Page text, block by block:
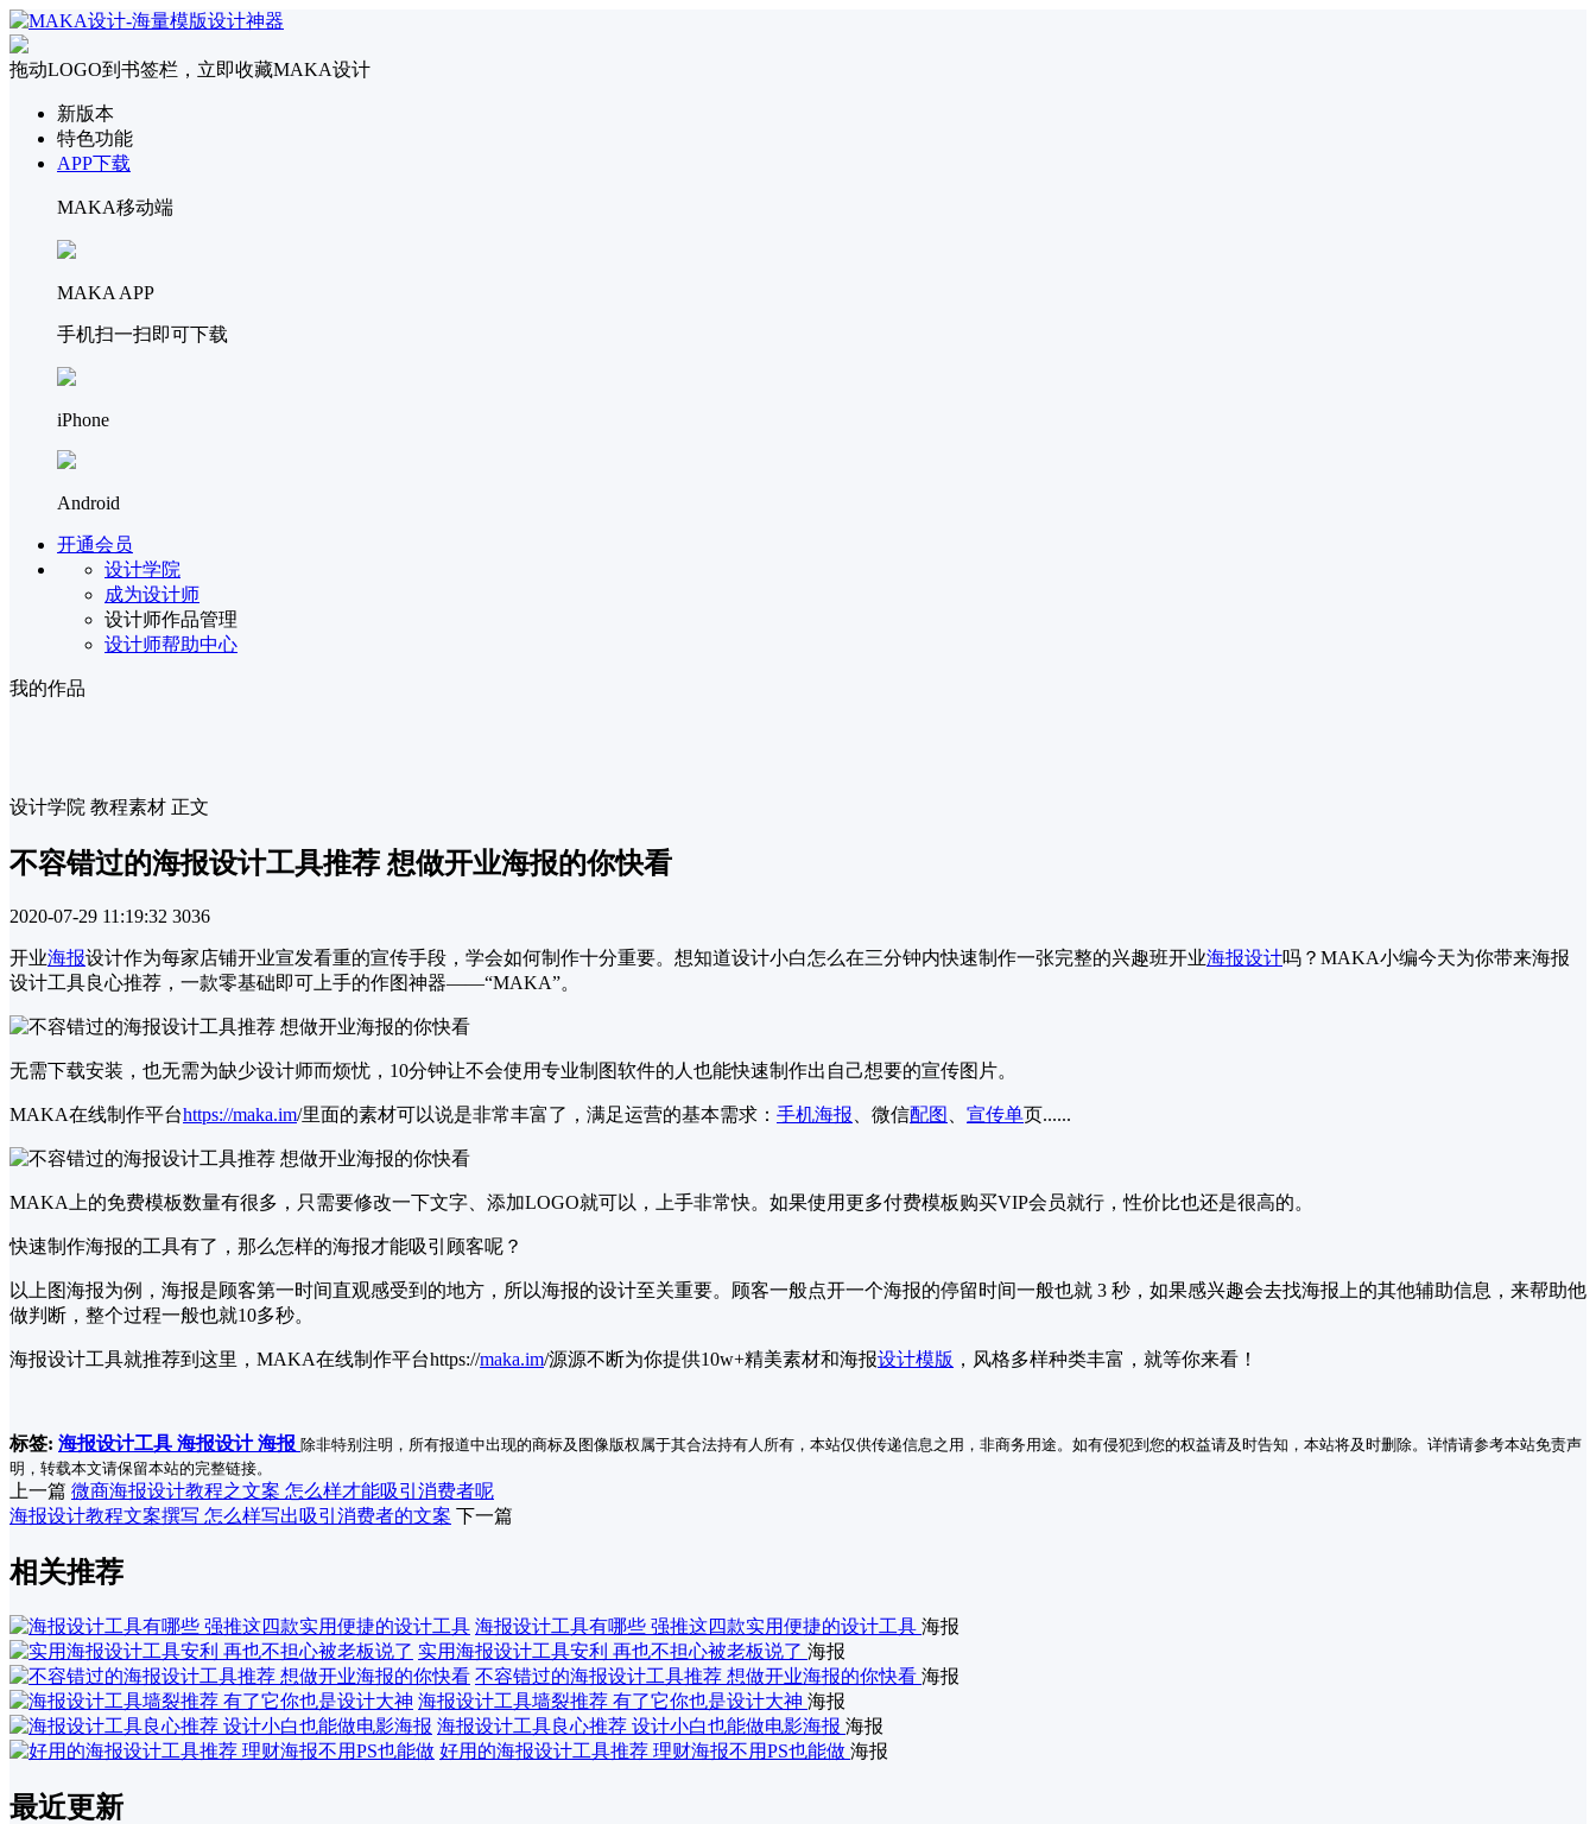
拖动LOGO到书签栏，立即收藏MAKA设计
新版本
特色功能
APP下载
MAKA移动端
MAKA APP
手机扫一扫即可下载
iPhone
Android
开通会员
设计学院
成为设计师
设计师作品管理
设计师帮助中心
我的作品
设计学院 教程素材 正文
不容错过的海报设计工具推荐 想做开业海报的你快看
2020-07-29 11:19:32 3036
开业海报设计作为每家店铺开业宣发看重的宣传手段，学会如何制作十分重要。想知道设计小白怎么在三分钟内快速制作一张完整的兴趣班开业海报设计吗？MAKA小编今天为你带来海报
设计工具良心推荐，一款零基础即可上手的作图神器——“MAKA”。
无需下载安装，也无需为缺少设计师而烦忧，10分钟让不会使用专业制图软件的人也能快速制作出自己想要的宣传图片。
MAKA在线制作平台https://maka.im/里面的素材可以说是非常丰富了，满足运营的基本需求： 手机海报 、微信配图 宣传单页......
MAKA上的免费模板数量有很多，只需要修改一下文字、添加LOGO就可以，上手非常快。如果使用更多付费模板购买VIP会员就行，性价比也还是很高的。
快速制作海报的工具有了，那么怎样的海报才能吸引顾客呢？
以上图海报为例，海报是顾客第一时间直观感受到的地方，所以海报的设计至关重要。顾客一般点开一个海报的停留时间一般也就 3 秒，如果感兴趣会去找海报上的其他辅助信息，来帮助他
做判断，整个过程一般也就10多秒。
海报设计工具就推荐到这里，MAKA在线制作平台https://maka.im/源源不断为你提供10w+精美素材和海报设计模版 ，风格多样种类丰富，就等你来看！
标签: 海报设计工具 海报设计海报 除非特别注明，所有报道中出现的商标及图像版权属于其合法持有人所有，本站仅供传递信息之用，非商务用途。如有侵犯到您的权益请及时告知，本站将及时删除。详情请参考本站免责声
明，转载本文请保留本站的完整链接。
上一篇 微商海报设计教程之文案 怎么样才能吸引消费者呢
海报设计教程文案撰写 怎么样写出吸引消费者的文案 下一篇
相关推荐
海报设计工具有哪些 强推这四款实用便捷的设计工具 海报
实用海报设计工具安利 再也不担心被老板说了 海报
不容错过的海报设计工具推荐 想做开业海报的你快看 海报
海报设计工具墙裂推荐 有了它你也是设计大神 海报
海报设计工具良心推荐 设计小白也能做电影海报 海报
好用的海报设计工具推荐 理财海报不用PS也能做 海报
最近更新